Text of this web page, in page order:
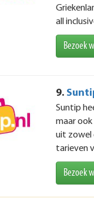
all
Bezoek
9.
Suntip
maar
uit zowel
tarieven
Bezoek